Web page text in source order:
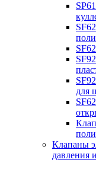
для
Клапаны
давления